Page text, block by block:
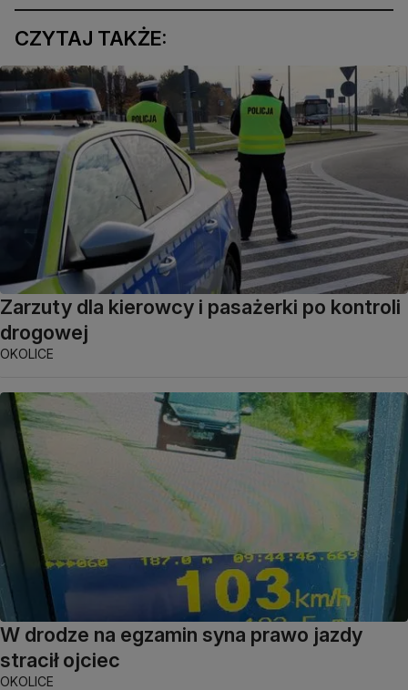
CZYTAJ TAKŻE:
Zarzuty dla kierowcy i pasażerki po kontroli
drogowej
OKOLICE
W drodze na egzamin syna prawo jazdy
stracił ojciec
OKOLICE